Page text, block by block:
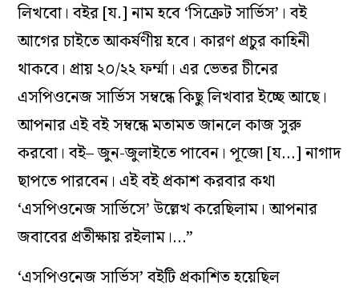
লিখবো। বইর [য.] নাম হবে ‘সিক্রেট সার্ভিস’। বই
আগের চাইতে আকর্ষণীয় হবে। কারণ প্রচুর কাহিনী
থাকবে। প্রায় ২০/২২ ফর্ম্মা। এর ভেতর চীনের
এসপিওনেজ সার্ভিস সম্বন্ধে কিছু লিখবার ইচ্ছে আছে।
আপনার এই বই সম্বন্ধে মতামত জানলে কাজ সুরু
করবো। বই– জুন-জুলাইতে পাবেন। পূজো [য…] নাগাদ
ছাপতে পারবেন। এই বই প্রকাশ করবার কথা
‘এসপিওনেজ সার্ভিসে’ উল্লেখ করেছিলাম। আপনার
জবাবের প্রতীক্ষায় রইলাম।…”
‘এসপিওনেজ সার্ভিস’ বইটি প্রকাশিত হয়েছিল